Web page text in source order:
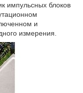
импульсных блоков
и
измерения.